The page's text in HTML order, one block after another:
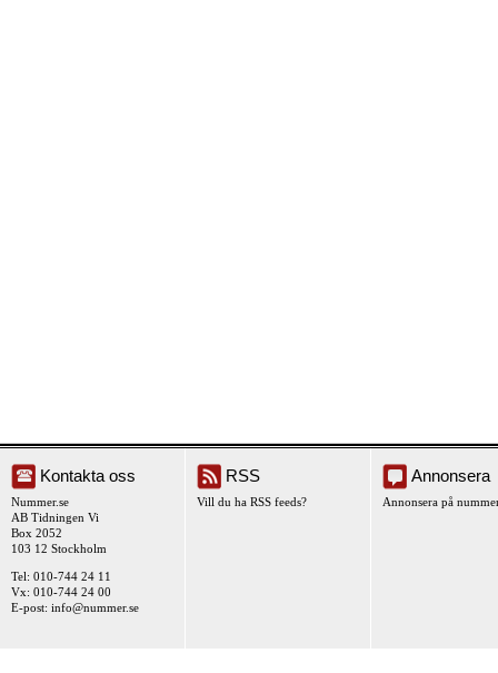
Kontakta oss
Nummer.se
AB Tidningen Vi
Box 2052
103 12 Stockholm
Tel: 010-744 24 11
Vx: 010-744 24 00
E-post: info@nummer.se
RSS
Vill du ha RSS feeds?
Annonsera
Annonsera på